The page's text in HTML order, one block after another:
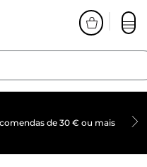
de 30 € ou mais